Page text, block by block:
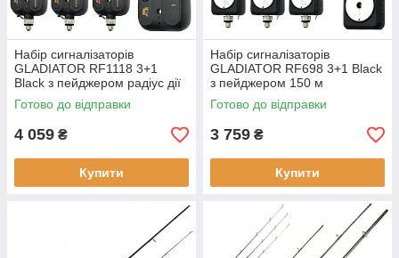
Набір сигналізаторів
GLADIATOR RF1118 3+1
Black з пейджером радіус дії
до 150 м пейджер в
комплекті
Готово до відправки
4 059 ₴
Купити
Набір сигналізаторів
GLADIATOR RF698 3+1 Black
з пейджером 150 м
ударостійкі водозахищені
Готово до відправки
3 759 ₴
Купити